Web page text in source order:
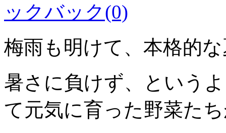
ックバック(0)
梅雨も明けて、本格的
暑さに負けず、という
て元気に育った野菜た